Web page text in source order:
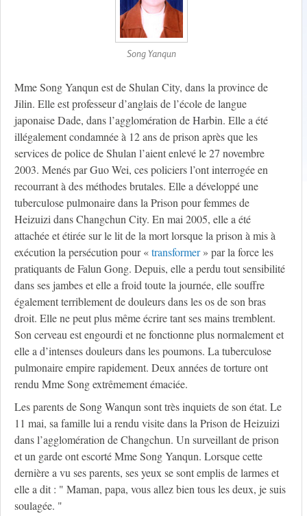
Song Yanqun
Mme Song Yanqun est de Shulan City, dans la province de
Jilin. Elle est professeur d’anglais de l’école de langue
japonaise Dade, dans l’agglomération de Harbin. Elle a été
illégalement condamnée à 12 ans de prison après que les
services de police de Shulan l’aient enlevé le 27 novembre
2003. Menés par Guo Wei, ces policiers l’ont interrogée en
recourrant à des méthodes brutales. Elle a développé une
tuberculose pulmonaire dans la Prison pour femmes de
Heizuizi dans Changchun City. En mai 2005, elle a été
attachée et étirée sur le lit de la mort lorsque la prison à mis à
exécution la persécution pour «transformer» par la force les
pratiquants de Falun Gong. Depuis, elle a perdu tout sensibilité
dans ses jambes et elle a froid toute la journée, elle souffre
également terriblement de douleurs dans les os de son bras
droit. Elle ne peut plus même écrire tant ses mains tremblent.
Son cerveau est engourdi et ne fonctionne plus normalement et
elle a d’intenses douleurs dans les poumons. La tuberculose
pulmonaire empire rapidement. Deux années de torture ont
rendu Mme Song extrêmement émaciée.
Les parents de Song Wanqun sont très inquiets de son état. Le
11 mai, sa famille lui a rendu visite dans la Prison de Heizuizi
dans l’agglomération de Changchun. Un surveillant de prison
et un garde ont escorté Mme Song Yanqun. Lorsque cette
dernière a vu ses parents, ses yeux se sont emplis de larmes et
elle a dit : " Maman, papa, vous allez bien tous les deux, je suis
soulagée. "